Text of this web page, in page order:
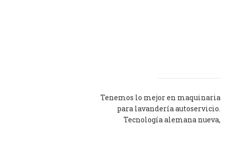
Tenemos lo mejor en maquinaria
para lavandería autoservicio.
Tecnología alemana nueva,